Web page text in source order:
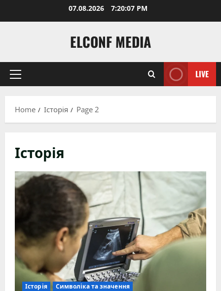
07.08.2026 7:20:08 PM
ELCONF MEDIA
Primary
LIVE
Home Історія Page 2
Історія
Історія Символіка та значення